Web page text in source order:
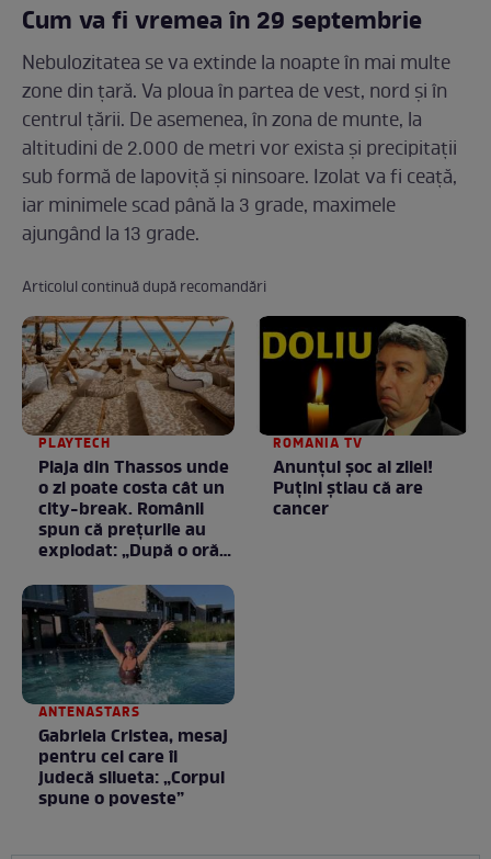
Cum va fi vremea în 29 septembrie
Nebulozitatea se va extinde la noapte în mai multe
zone din țară. Va ploua în partea de vest, nord și în
centrul țării. De asemenea, în zona de munte, la
altitudini de 2.000 de metri vor exista și precipitații
sub formă de lapoviță și ninsoare. Izolat va fi ceață,
iar minimele scad până la 3 grade, maximele
ajungând la 13 grade.
Articolul continuă după recomandări
PLAYTECH
Plaja din Thassos unde
o zi poate costa cât un
city-break. Românii
spun că prețurile au
explodat: „După o oră
ROMANIA TV
Anunţul şoc al zilei!
Puţini ştiau că are
cancer
ANTENASTARS
Gabriela Cristea, mesaj
pentru cei care îi
judecă silueta: „Corpul
spune o poveste”